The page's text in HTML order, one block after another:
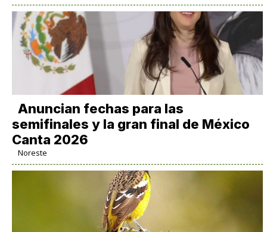
Anuncian fechas para las
semifinales y la gran final de México
Canta 2026
Noreste